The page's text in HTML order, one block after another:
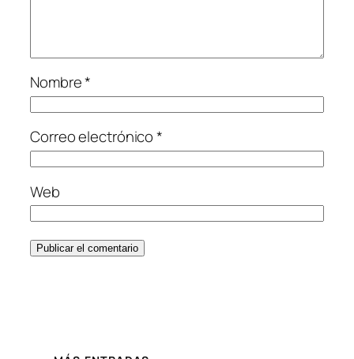
Nombre*
Correo electrónico*
Web